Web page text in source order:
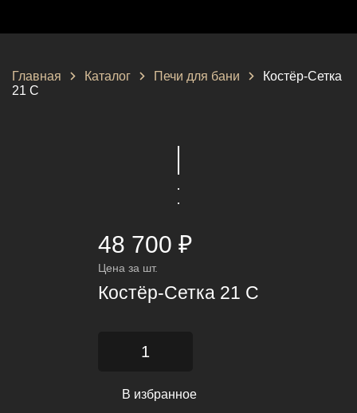
Главная Каталог Печи для бани
Костёр-Сетка
21 С
48 700 ₽
Цена за шт.
Костёр-Сетка 21 С
В избранное